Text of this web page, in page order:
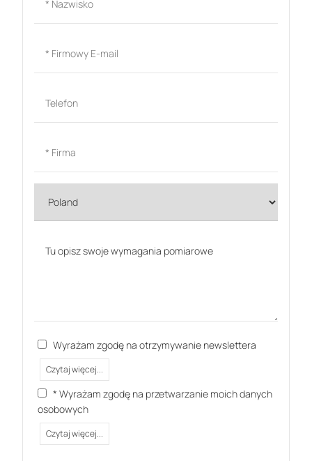
Wyrażam zgodę na otrzymywanie newslettera
Czytaj więcej...
* Wyrażam zgodę na przetwarzanie moich danych
osobowych
Czytaj więcej...